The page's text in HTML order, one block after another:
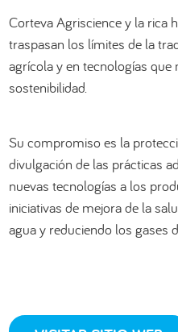
Corteva Agriscience y la rica
traspasan los límites de la
agrícola y en tecnologías
sostenibilidad.
Su compromiso es la
divulgación de las prácticas
nuevas tecnologías a los
iniciativas de mejora de la
agua y reduciendo los gases